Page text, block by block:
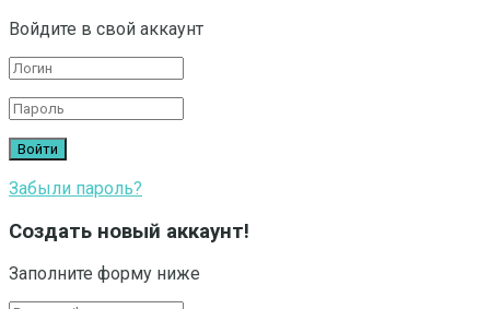
Войдите в свой аккаунт
Забыли пароль?
Создать новый аккаунт!
Заполните форму ниже